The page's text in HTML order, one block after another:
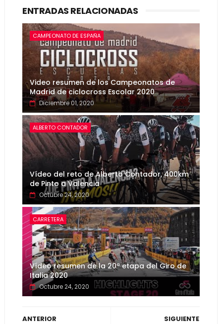
ENTRADAS RELACIONADAS
CAMPEONATO DE ESPAÑA
Video resumen de los Campeonatos de
Madrid de ciclocross Escolar 2020
Diciembre 01, 2020
ALBERTO CONTADOR
Vídeo del reto de Alberto Contador, 400km
de Pinto a Valencia
Octubre 24, 2020
CARRETERA
Vídeo resumen de la 20ª etapa del Giro de
Italia 2020
Octubre 24, 2020
SIGUIENTE
ANTERIOR